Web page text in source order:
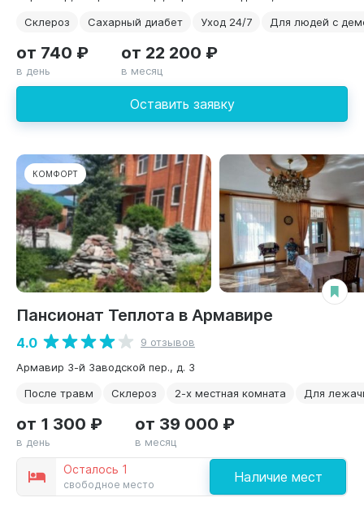
Склероз
Сахарный диабет Уход 24/7 Для людей с
Оставить заявку
от 740 ₽
в день
от 22 200 ₽
в месяц
КОМФОРТ
Пансионат Теплота в Армавире
4.0
9 отзывов
Армавир 3-й Заводской пер., д. 3
После травм
Склероз 2-х местная комната Для
Осталось 1
свободное место Наличие мест
от 1 300 ₽
в день
от 39 000 ₽
в месяц